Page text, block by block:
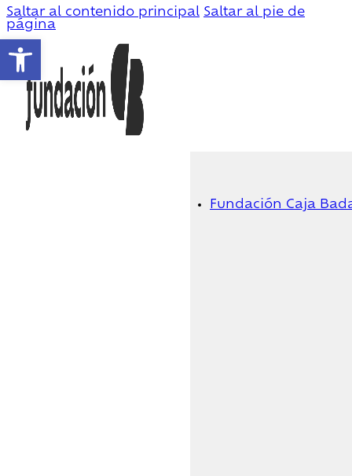
Abrir barra de herramientas
Saltar al contenido principal Saltar al pie de
página
Fundación Caja